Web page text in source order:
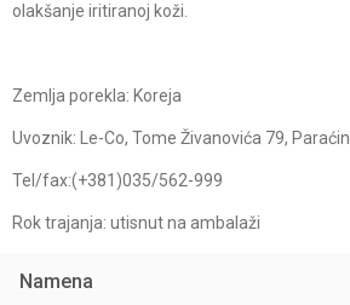
olakšanje iritiranoj koži.
Zemlja porekla: Koreja
Uvoznik: Le-Co, Tome Živanovića 79, Paraćin
Tel/fax:(+381)035/562-999
Rok trajanja: utisnut na ambalaži
Namena